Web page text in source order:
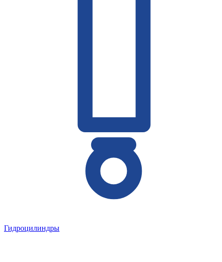
Гидроцилиндры